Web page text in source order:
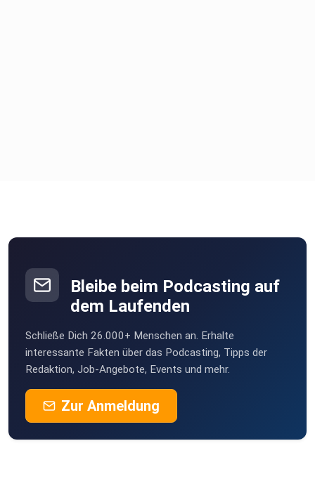
Bleibe beim Podcasting auf
dem Laufenden
Schließe Dich 26.000+ Menschen an. Erhalte
interessante Fakten über das Podcasting, Tipps der
Redaktion, Job-Angebote, Events und mehr.
Zur Anmeldung